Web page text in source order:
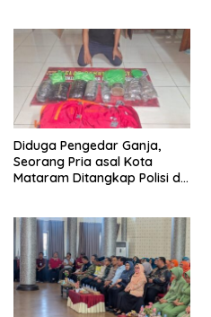
Diduga Pengedar Ganja,
Seorang Pria asal Kota
Mataram Ditangkap Polisi di